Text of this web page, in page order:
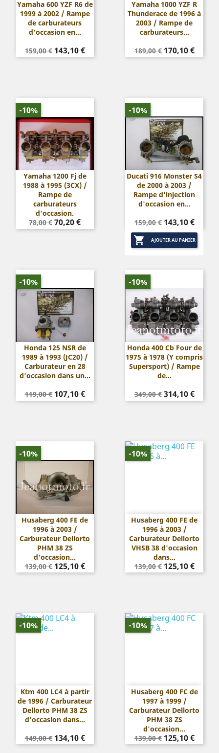
Yamaha 600 YZF R6 de
1999 à 2002 / Rampe
de carburateurs
d'occasion en...
Prix
de
159,00 € Prix
143,10 €
Yamaha 1000 YZF R
Thunderace de 1996 à
2003 / Rampe de
carburateurs...
Prix
de
189,00 € Prix
170,10 €
Yamaha 1200 Fj de
1988 à 1995 (3CX) /
Rampe de
carburateurs
d'occasion.
Prix
de
78,00 € Prix
70,20 €
-10%
Ducati 916 Monster S4
de 2000 à 2003 /
Rampe d'injection
d'occasion en...
Prix
de
base
159,00 € Prix
143,10 €
 AJOUTER AU PANIER
-10%
Honda 125 NSR de
1989 à 1993 (JC20) /
Carburateur en 28
d'occasion dans un...
Prix
de
119,00 € Prix
107,10 €
-10%
Honda 400 Cb Four de
1975 à 1978 (Y compris
Supersport) / Rampe
de...
Prix
de
349,00 € Prix
314,10 €
-10%
Husaberg 400 FE de
1996 à 2003 /
Carburateur Dellorto
PHM 38 ZS
d'occasion...
Prix
de
139,00 € Prix
125,10 €
-10%
Husaberg 400 FE de
1996 à 2003 /
Carburateur Dellorto
VHSB 38 d'occasion
dans...
Prix
de
139,00 € Prix
125,10 €
-10%
Ktm 400 LC4 à partir
de 1996 / Carburateur
Dellorto PHM 38 ZS
d'occasion dans...
Prix
de
149,00 € Prix
134,10 €
-10%
Husaberg 400 FC de
1997 à 1999 /
Carburateur Dellorto
PHM 38 ZS
d'occasion...
Prix
de
139,00 € Prix
125,10 €
-10%